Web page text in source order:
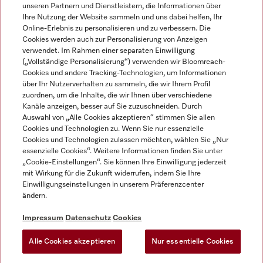
Impressum
AGB
Datenschutz
Nutzungsbedingungen
EU-Gesetzen über digitale Dienste
Cookie Einstellungen
Miele auf Instagram
Miele auf Facebook
Miele auf Youtube
unseren Partnern und Dienstleistern, die Informationen über
Ihre Nutzung der Website sammeln und uns dabei helfen, Ihr
Online-Erlebnis zu personalisieren und zu verbessern. Die
Cookies werden auch zur Personalisierung von Anzeigen
verwendet. Im Rahmen einer separaten Einwilligung
(„Vollständige Personalisierung“) verwenden wir Bloomreach-
Cookies und andere Tracking-Technologien, um Informationen
über Ihr Nutzerverhalten zu sammeln, die wir Ihrem Profil
zuordnen, um die Inhalte, die wir Ihnen über verschiedene
Kanäle anzeigen, besser auf Sie zuzuschneiden. Durch
Auswahl von „Alle Cookies akzeptieren“ stimmen Sie allen
Cookies und Technologien zu. Wenn Sie nur essenzielle
Cookies und Technologien zulassen möchten, wählen Sie „Nur
essenzielle Cookies“. Weitere Informationen finden Sie unter
„Cookie-Einstellungen“. Sie können Ihre Einwilligung jederzeit
mit Wirkung für die Zukunft widerrufen, indem Sie Ihre
Einwilligungseinstellungen in unserem Präferenzcenter
ändern.
Impressum Datenschutz Cookies
Alle Cookies akzeptieren Nur essentielle Cookies